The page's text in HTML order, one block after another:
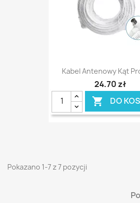
Kabel Antenowy Kąt
24,70 zł
 DO
Pokazano 1-7 z 7 pozycji